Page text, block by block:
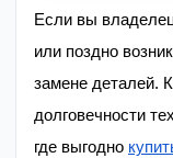
Если вы
или поздно
замене деталей.
долговечности
где выгодно